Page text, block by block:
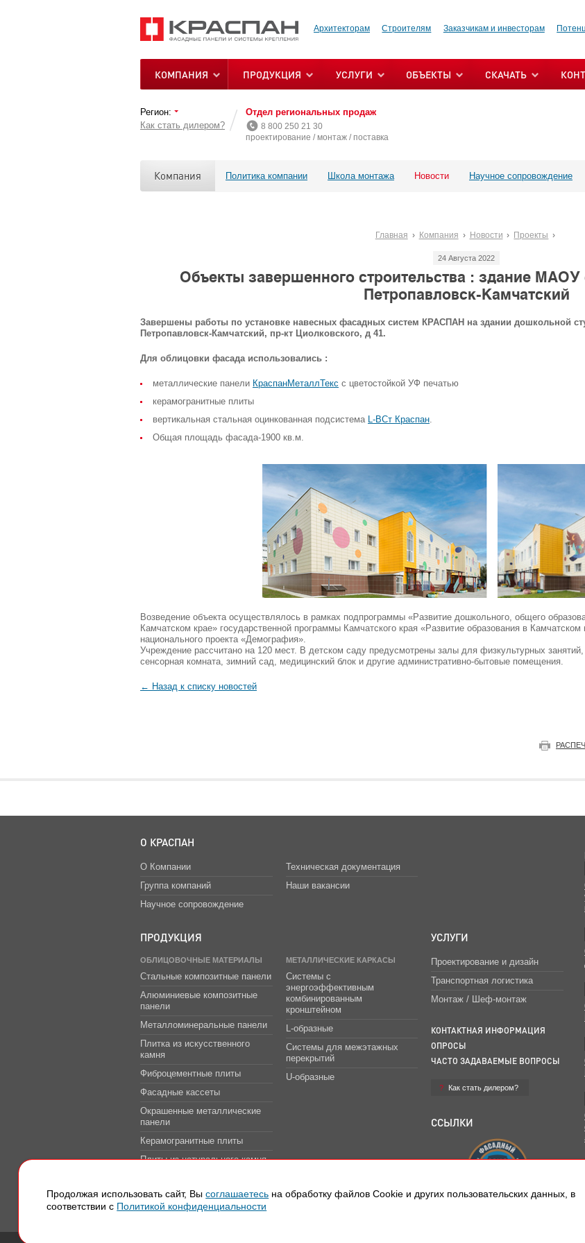
Архитекторам Строителям Заказчикам и инвесторам
КОМПАНИЯ ПРОДУКЦИЯ УСЛУГИ ОБЪЕКТЫ СКАЧАТЬ
Регион:
Как стать дилером?
Отдел региональных продаж
8 800 250 21 30
проектирование / монтаж / поставка
Компания Политика компании Школа монтажа Новости Научное сопровождение
Главная Компания Новости Проекты
24 Августа 2022
Объекты завершенного строительства : здание
Петропавловск-Камчатский
Завершены работы по установке навесных фасадных систем КРАСПАН на здании дошкольной
Петропавловск-Камчатский, пр-кт Циолковского, д 41.
Для облицовки фасада использовались :
металлические панели КраспанМеталлТекс с цветостойкой УФ печатью
керамогранитные плиты
вертикальная стальная оцинкованная подсистема
L-ВСт Краспан
Общая площадь фасада-1900 кв.м.
Возведение объекта осуществлялось в рамках подпрограммы «Развитие дошкольного, общего
Камчатском крае» государственной программы Камчатского края «Развитие образования в
национального проекта «Демография».
Учреждение рассчитано на 120 мест. В детском саду предусмотрены залы для физкультурных
сенсорная комната, зимний сад, медицинский блок и другие административно-бытовые помещения.
← Назад к списку новостей
О КРАСПАН
О Компании
Группа компаний
Научное сопровождение
Техническая документация
Наши вакансии
ПРОДУКЦИЯ
ОБЛИЦОВОЧНЫЕ МАТЕРИАЛЫ
Стальные композитные панели
Алюминиевые композитные
панели
Металломинеральные панели
Плитка из искусственного
камня
Фиброцементные плиты
Фасадные кассеты
Окрашенные металлические
панели
Керамогранитные плиты
Плиты из натурального камня
декоративной облицовки
транспортных тоннелей
МЕТАЛЛИЧЕСКИЕ КАРКАСЫ
Системы с
энергоэффективным
комбинированным
кронштейном
L-образные
Системы для межэтажных
перекрытий
U-образные
УСЛУГИ
Проектирование и дизайн
Транспортная логистика
Монтаж / Шеф-монтаж
КОНТАКТНАЯ ИНФОРМАЦИЯ
ОПРОСЫ
ЧАСТО ЗАДАВАЕМЫЕ ВОПРОСЫ
Как стать дилером?
ССЫЛКИ
Продолжая использовать сайт, Высоглашаетесь на обработку файлов Сookie и других пользовательских данных, в
соответствии с Политикой конфиденциальности